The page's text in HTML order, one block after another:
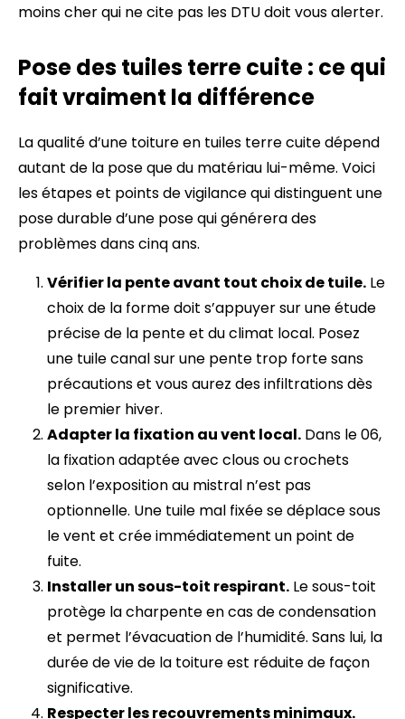
moins cher qui ne cite pas les DTU doit vous alerter.
Pose des tuiles terre cuite : ce qui
fait vraiment la différence
La qualité d’une toiture en tuiles terre cuite dépend
autant de la pose que du matériau lui-même. Voici
les étapes et points de vigilance qui distinguent une
pose durable d’une pose qui générera des
problèmes dans cinq ans.
Vérifier la pente avant tout choix de tuile. Le
choix de la forme doit s’appuyer sur une étude
précise de la pente et du climat local. Posez
une tuile canal sur une pente trop forte sans
précautions et vous aurez des infiltrations dès
le premier hiver.
Adapter la fixation au vent local. Dans le 06,
la fixation adaptée avec clous ou crochets
selon l’exposition au mistral n’est pas
optionnelle. Une tuile mal fixée se déplace sous
le vent et crée immédiatement un point de
fuite.
Installer un sous-toit respirant. Le sous-toit
protège la charpente en cas de condensation
et permet l’évacuation de l’humidité. Sans lui, la
durée de vie de la toiture est réduite de façon
significative.
Respecter les recouvrements minimaux.